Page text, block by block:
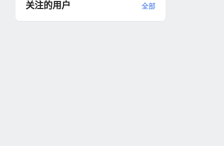
关注的用户 全部